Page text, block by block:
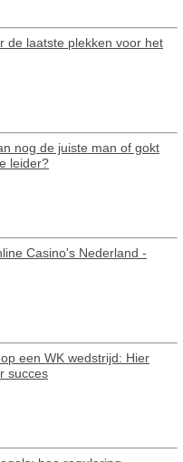
de laatste plekken voor het
nog de juiste man of gokt
leider?
Casino's Nederland -
een WK wedstrijd: Hier
succes